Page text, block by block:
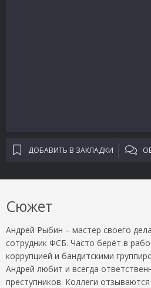
ДОБАВИТЬ В ЗАКЛАДКИ
Сюжет
Андрей Рыбин – мастер своего
сотрудник ФСБ. Часто берёт в
коррупцией и бандитскими
Андрей любит и всегда
преступников. Коллеги